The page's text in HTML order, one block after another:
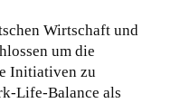
Wirtschaft und
um die
Initiativen zu
Life-Balance als